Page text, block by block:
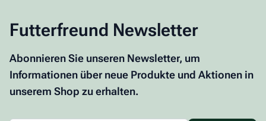
Futterfreund Newsletter
Abonnieren Sie unseren Newsletter, um
Informationen über neue Produkte und Aktionen in
unserem Shop zu erhalten.